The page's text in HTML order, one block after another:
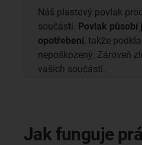
Náš plastový povlak
součástí. Povlak působí
opotřebení, takže
nepoškozený. Zároveň
vašich součástí.
Jak funguje